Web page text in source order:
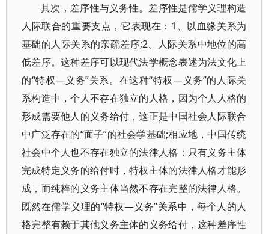
其次，差序性与义务性。差序性是儒学义理构造
人际联合的重要支点，它表现在：1、以血缘关系为
基础的人际关系的亲疏差序;2、人际关系中地位的高
低差序。这种差序可以现代法学概念表述为法文化上
的“特权—义务”关系。在这种“特权—义务”的人际关
系构造中，个人不存在独立的人格，因为个人人格的
形成需要他人的义务给付，这正是中国社会人际联合
中广泛存在的“面子”的社会学基础;相应地，中国传统
社会中个人也不存在独立的法律人格：只有义务主体
完成特定义务的给付时，特权主体的法律人格才能形
成，而纯粹的义务主体当然不存在完整的法律人格。
既然在儒学义理的“特权—义务”关系中，每个人的人
格完整有赖于其他义务主体的义务给付，这种差序性